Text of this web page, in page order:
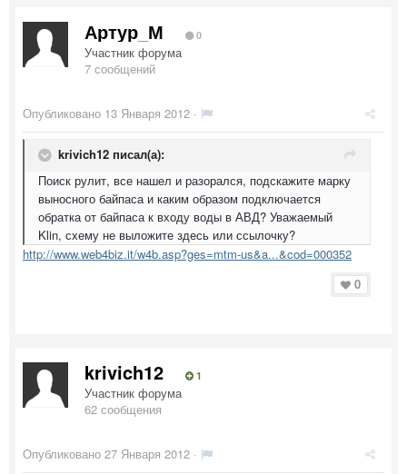
Артур_М 0
Участник форума
7 сообщений
Опубликовано 13 Января 2012 ·
krivich12 писал(а):
Поиск рулит, все нашел и разорался, подскажите марку
выносного байпаса и каким образом подключается
обратка от байпаса к входу воды в АВД? Уважаемый
Klin, схему не выложите здесь или ссылочку?
http://www.web4biz.it/w4b.asp?ges=mtm-us&a...&cod=000352
0
krivich12 1
Участник форума
62 сообщения
Опубликовано 27 Января 2012 ·